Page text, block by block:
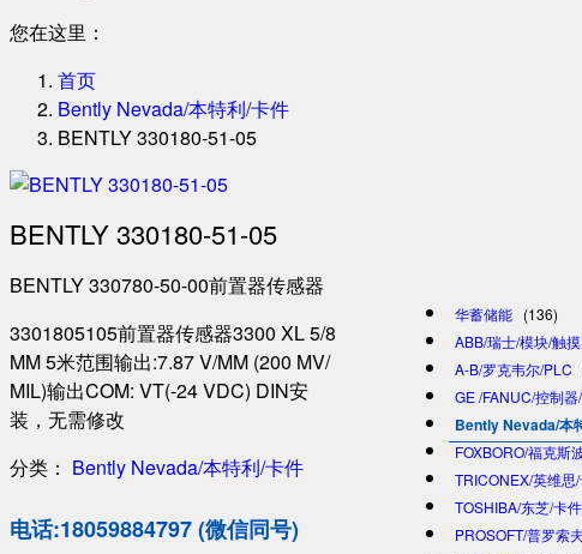
您在这里：
首页
Bently Nevada/本特利/卡件
BENTLY 330180-51-05
BENTLY 330180-51-05
BENTLY 330780-50-00前置器传感器
3301805105前置器传感器3300 XL 5/8
MM 5米范围输出:7.87 V/MM (200 MV/
MIL)输出COM: VT(-24 VDC) DIN安
装，无需修改
分类： Bently Nevada/本特利/卡件
电话:18059884797 (微信同号)
华蓄储能 (136)
ABB/瑞士/模块/触
A-B/罗克韦尔/PLC
GE /FANUC/控制
Bently Nevada/本
FOXBORO/福克斯
TRICONEX/英维思
TOSHIBA/东芝/卡件
PROSOFT/普罗索